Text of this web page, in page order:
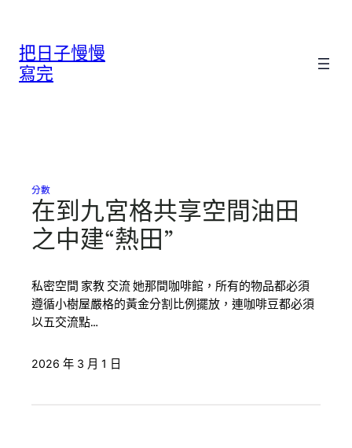
把日子慢慢
寫完
分數
在到九宮格共享空間油田
之中建“熱田”
私密空間 家教 交流 她那間咖啡館，所有的物品都必須
遵循小樹屋嚴格的黃金分割比例擺放，連咖啡豆都必須
以五交流點…
2026 年 3 月 1 日